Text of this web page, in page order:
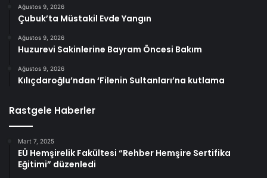
Ağustos 9, 2026
Çubuk’ta Müstakil Evde Yangın
Ağustos 9, 2026
Huzurevi Sakinlerine Bayram Öncesi Bakım
Ağustos 9, 2026
Kılıçdaroğlu’ndan ‘Filenin Sultanları’na kutlama
Rastgele Haberler
Mart 7, 2025
EÜ Hemşirelik Fakültesi “Rehber Hemşire Sertifika
Eğitimi” düzenledi